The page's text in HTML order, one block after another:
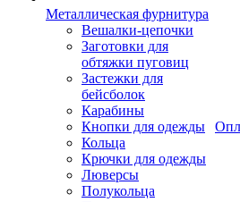
Металлическая фурнитура
Вешалки-цепочки
Заготовки для
обтяжки пуговиц
Застежки для
бейсболок
Карабины
Кнопки для одежды
Кольца
Крючки для одежды
Люверсы
Полукольца